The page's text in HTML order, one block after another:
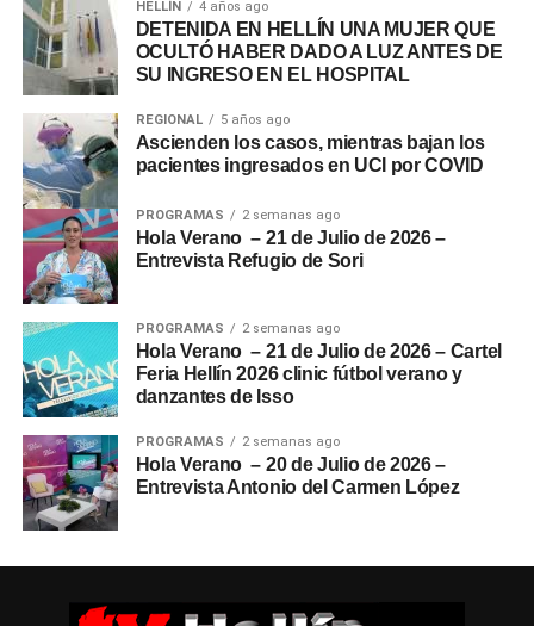
HELLÍN 4 años ago
DETENIDA EN HELLÍN UNA MUJER QUE
OCULTÓ HABER DADO A LUZ ANTES DE
SU INGRESO EN EL HOSPITAL
REGIONAL 5 años ago
Ascienden los casos, mientras bajan los
pacientes ingresados en UCI por COVID
PROGRAMAS 2 semanas ago
Hola Verano – 21 de Julio de 2026 –
Entrevista Refugio de Sori
PROGRAMAS 2 semanas ago
Hola Verano – 21 de Julio de 2026 – Cartel
Feria Hellín 2026 clinic fútbol verano y
danzantes de Isso
PROGRAMAS 2 semanas ago
Hola Verano – 20 de Julio de 2026 –
Entrevista Antonio del Carmen López